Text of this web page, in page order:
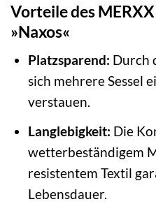
Vorteile des
»Naxos«
Platzsparend: Durch
sich mehrere Sessel
verstauen.
Langlebigkeit: Die
wetterbeständigem
resistentem Textil
Lebensdauer.